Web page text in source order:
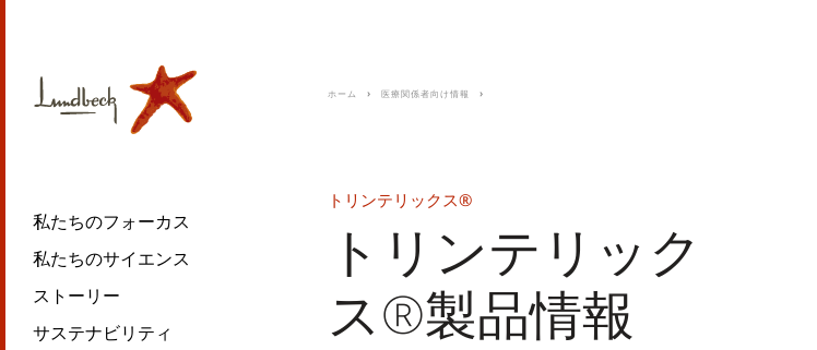
私たちのフォーカス
私たちのサイエンス
ストーリー
サステナビリティ
ホーム 医療関係者向け情報
トリンテリックス®
トリンテリック
ス®製品情報